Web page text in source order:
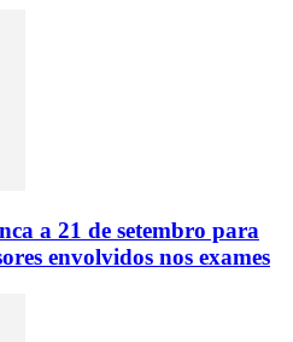
a 21 de setembro para
envolvidos nos exames